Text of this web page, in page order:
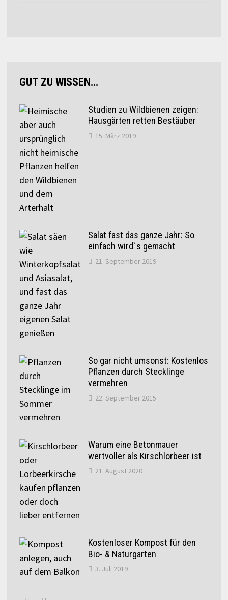
GUT ZU WISSEN…
Studien zu Wildbienen zeigen:
Hausgärten retten Bestäuber
15. März 2019
Salat fast das ganze Jahr: So
einfach wird`s gemacht
21. September 2019
So gar nicht umsonst: Kostenlos
Pflanzen durch Stecklinge
vermehren
22. September 2015
Warum eine Betonmauer
wertvoller als Kirschlorbeer ist
21. August 2020
Kostenloser Kompost für den
Bio- & Naturgarten
3. Juli 2019